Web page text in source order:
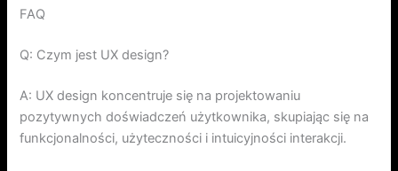
FAQ
Q: Czym jest UX design?
A: UX design koncentruje się na projektowaniu
pozytywnych doświadczeń użytkownika, skupiając się na
funkcjonalności, użyteczności i intuicyjności interakcji.